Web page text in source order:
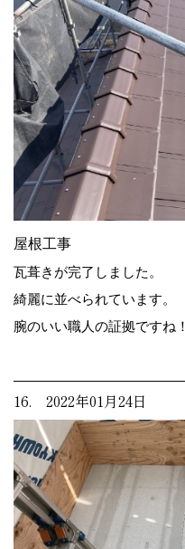
屋根工事
瓦葺きが完了しました。
綺麗に並べられています。
腕のいい職人の証拠ですね！
16. 2022年01月24日